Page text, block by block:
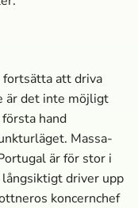
fortsätta att driva
är det inte möjligt
hand
Massa­-
är för stor i
driver upp
koncernchef